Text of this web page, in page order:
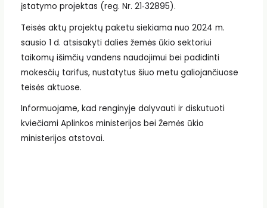
įstatymo projektas (reg. Nr. 21‑32895).
Teisės aktų projektų paketu siekiama nuo 2024 m.
sausio 1 d. atsisakyti dalies žemės ūkio sektoriui
taikomų išimčių vandens naudojimui bei padidinti
mokesčių tarifus, nustatytus šiuo metu galiojančiuose
teisės aktuose.
Informuojame, kad renginyje dalyvauti ir diskutuoti
kviečiami Aplinkos ministerijos bei Žemės ūkio
ministerijos atstovai.